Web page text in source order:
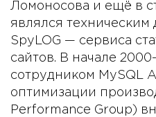
Ломоносова и ещё в
являлся техническим
SpyLOG — сервиса
сайтов. В начале
сотрудником MySQL
оптимизации
Performance Group)